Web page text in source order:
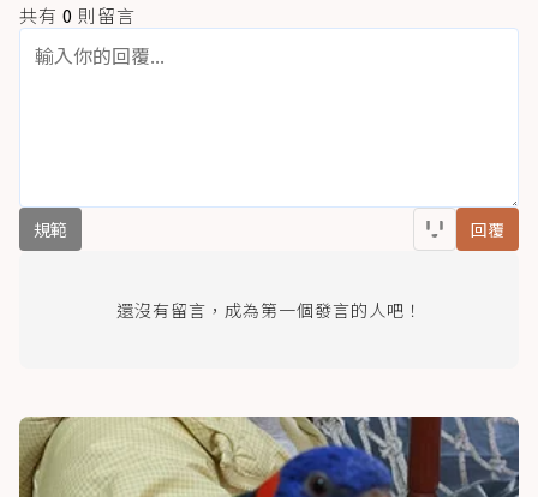
共有 0 則留言
規範 回覆
還沒有留言，成為第一個發言的人吧！